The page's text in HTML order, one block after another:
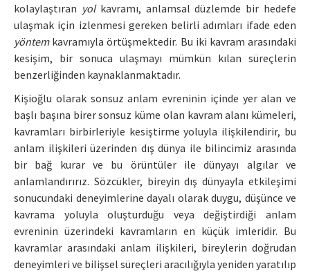
kolaylaştıran yolkavramı, anlamsal düzlemde bir hedefe
ulaşmak için izlenmesi gereken belirli adımları ifade eden
yöntemkavramıyla örtüşmektedir. Bu iki kavram arasındaki
kesişim, bir sonuca ulaşmayı mümkün kılan süreçlerin
benzerliğinden kaynaklanmaktadır.
Kişioğlu olarak sonsuz anlam evreninin içinde yer alan ve
başlı başına birer sonsuz küme olan kavram alanı kümeleri,
kavramları birbirleriyle kesiştirme yoluyla ilişkilendirir, bu
anlam ilişkileri üzerinden dış dünya ile bilincimiz arasında
bir bağ kurar ve bu örüntüler ile dünyayı algılar ve
anlamlandırırız. Sözcükler, bireyin dış dünyayla etkileşimi
sonucundaki deneyimlerine dayalı olarak duygu, düşünce ve
kavrama yoluyla oluşturduğu veya değiştirdiği anlam
evreninin üzerindeki kavramların en küçük imleridir. Bu
kavramlar arasındaki anlam ilişkileri, bireylerin doğrudan
deneyimleri ve bilişsel süreçleri aracılığıyla yeniden yaratılıp